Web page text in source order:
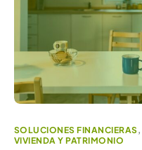
SOLUCIONES FINANCIERAS,
VIVIENDA Y PATRIMONIO